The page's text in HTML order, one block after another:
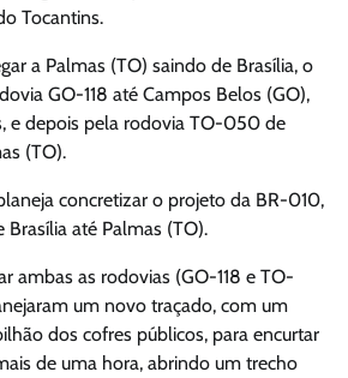
Tocantins.
a Palmas (TO) saindo de Brasília, o
GO-118 até Campos Belos (GO),
e depois pela rodovia TO-050 de
(TO).
concretizar o projeto da BR-010,
até Palmas (TO).
ambas as rodovias (GO-118 e TO-
um novo traçado, com um
dos cofres públicos, para encurtar
de uma hora, abrindo um trecho